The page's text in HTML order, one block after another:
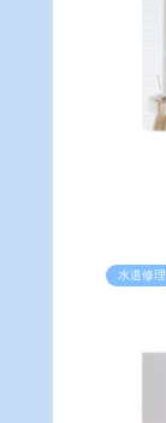
水道修理